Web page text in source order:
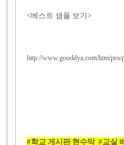
<베스트 샘플 보기>
http://www.gooddya.com/htm/
#학교 게시판 현수막 #교실